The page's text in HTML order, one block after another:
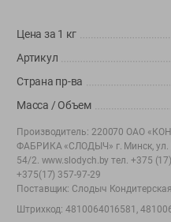
Store
Play
+375 44 560-60-61
Время работы Call-центра: Пн.-
выходной
shop@green-market.by
Пишите нам свои вопросы,
Цена за 1 кг
Артикул
Страна пр-ва
Масса / Объем
Производитель: 220070 ОАО
ФАБРИКА «СЛОДЫЧ» г. Минск, ул.
54/2. www.slodych.by тел. +375
+375(17) 357-97-29
Поставщик: Слодыч
Штрихкод:4810064016581,